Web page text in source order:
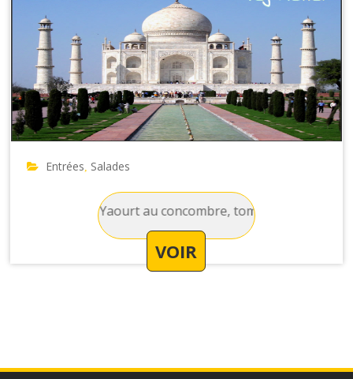
Entrées Salades
: Raita - Yaourt au concombre, tomate, mais et des
VOIR